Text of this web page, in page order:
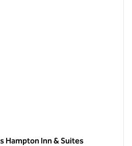
Hampton Inn & Suites